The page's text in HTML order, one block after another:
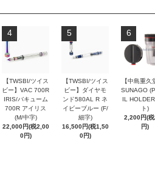
4
【TWSBI/ツイス
ビー】VAC 700R
IRIS/バキューム
700R アイリス
(M/中字)
22,000円(税2,00
0円)
5
【TWSBI/ツイス
ビー】ダイヤモ
ンド580AL R ネ
イビーブルー (F/
細字)
16,500円(税1,50
0円)
6
【中島重久
SUNAGO
IL
ト)
2,200円(
円)